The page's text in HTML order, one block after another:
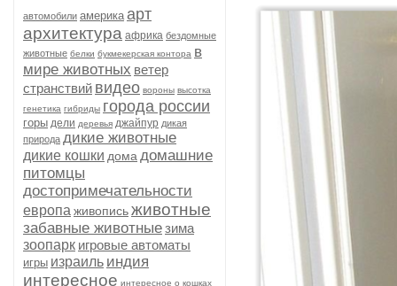
автомобили америка арт
архитектура африка бездомные
животные белки букмекерская контора в
мире животных ветер
странствий видео вороны высотка
генетика гибриды города россии
горы дели деревья джайпур дикая
природа дикие животные
дикие кошки дома домашние
питомцы
достопримечательности
европа живописьживотные
забавные животныезима
зоопарк игровые автоматы
игры израиль индия
интересное интересное о кошках